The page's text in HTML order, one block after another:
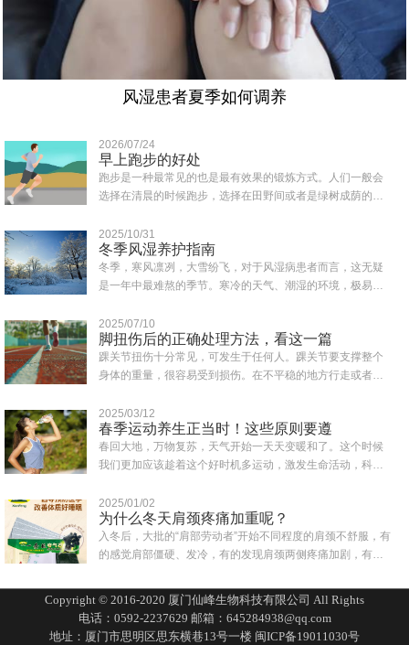
风湿患者夏季如何调养
2026/07/24
早上跑步的好处
跑步是一种最常见的也是最有效果的锻炼方式。人们一般会
选择在清晨的时候跑步，选择在田野间或者是绿树成荫的地
2025/10/31
冬季风湿养护指南
冬季，寒风凛冽，大雪纷飞，对于风湿病患者而言，这无疑
是一年中最难熬的季节。寒冷的天气、潮湿的环境，极易诱
2025/07/10
脚扭伤后的正确处理方法，看这一篇
踝关节扭伤十分常见，可发生于任何人。踝关节要支撑整个
身体的重量，很容易受到损伤。在不平稳的地方行走或者鞋
2025/03/12
春季运动养生正当时！这些原则要遵
春回大地，万物复苏，天气开始一天天变暖和了。这个时候
我们更加应该趁着这个好时机多运动，激发生命活动，科学
2025/01/02
为什么冬天肩颈疼痛加重呢？
入冬后，大批的“肩部劳动者”开始不同程度的肩颈不舒服，有
的感觉肩部僵硬、发冷，有的发现肩颈两侧疼痛加剧，有的
Copyright © 2016-2020 厦门仙峰生物科技有限公司 All Rights
电话：0592-2237629 邮箱：645284938@qq.com
地址：厦门市思明区思东横巷13号一楼 闽ICP备19011030号